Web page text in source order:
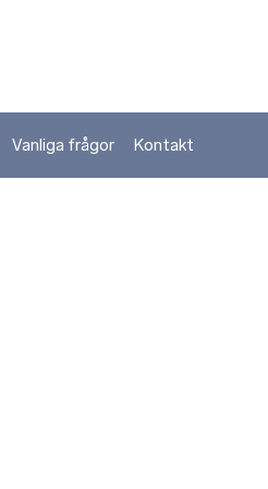
Vanliga frågor Kontakt